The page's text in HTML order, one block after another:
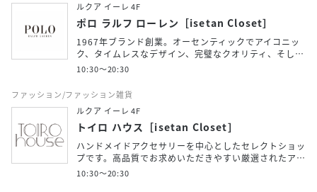
ルクア イーレ 4F
ポロ ラルフ ローレン［isetan Closet］
1967年ブランド創業。オーセンティックでアイコニッ
ク、タイムレスなデザイン、完璧なクオリティ、そし…
10:30～20:30
ファッション/ファッション雑貨
ルクア イーレ 4F
トイロ ハウス［isetan Closet］
ハンドメイドアクセサリーを中心としたセレクトショッ
プです。高品質でお求めいただきやすい厳選されたア…
10:30～20:30